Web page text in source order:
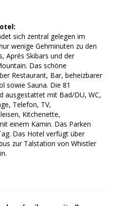
sich zentral gelegen im
wenige Gehminuten zu den
Aprés Skibars und der
Das schöne
Restaurant, Bar, beheizbarer
sowie Sauna. Die 81
ausgestattet mit Bad/DU, WC,
Telefon, TV,
Kitchenette,
einem Kamin. Das Parken
Das Hotel verfügt über
zur Talstation von Whistler